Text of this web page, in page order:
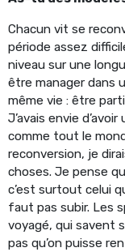
Chacun vit se
période assez
niveau sur une
être manager dans
même vie : être
J’avais envie
comme tout le
reconversion, je
choses. Je pense
c’est surtout celui
faut pas subir. Les
voyagé, qui savent
pas qu’on puisse